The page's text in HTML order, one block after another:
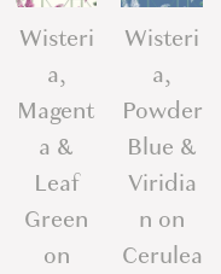
Wisteri
a,
Magent
a &
Leaf
Green
on
Wisteri
a,
Powder
Blue &
Viridia
n on
Cerulea